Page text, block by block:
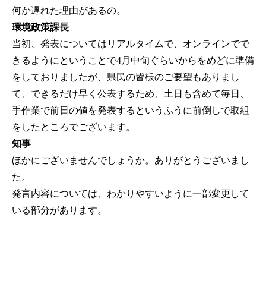
何か遅れた理由があるの。
環境政策課長
当初、発表についてはリアルタイムで、オンラインでで
きるようにということで4月中旬ぐらいからをめどに準備
をしておりましたが、県民の皆様のご要望もありまし
て、できるだけ早く公表するため、土日も含めて毎日、
手作業で前日の値を発表するというふうに前倒しで取組
をしたところでございます。
知事
ほかにございませんでしょうか。ありがとうございまし
た。
発言内容については、わかりやすいように一部変更して
いる部分があります。